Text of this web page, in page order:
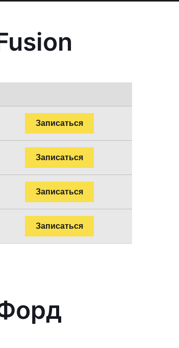
Записаться
Записаться
Записаться
Записаться